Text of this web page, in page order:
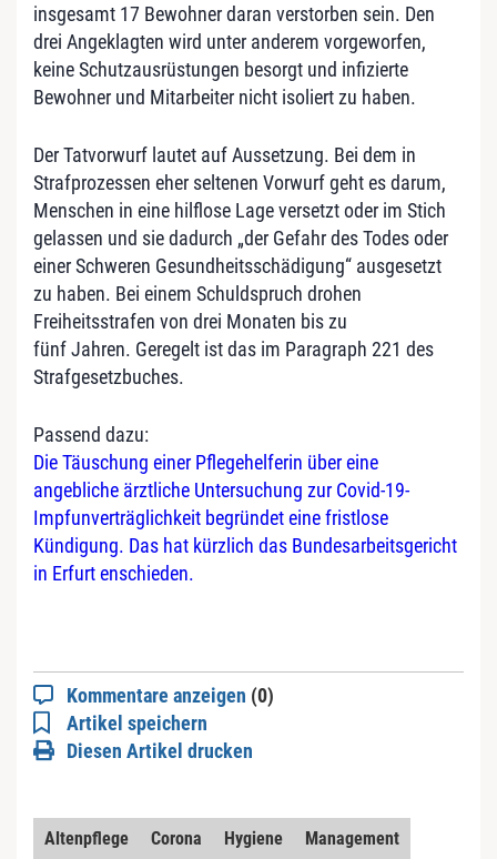
insgesamt 17 Bewohner daran verstorben sein. Den
drei Angeklagten wird unter anderem vorgeworfen,
keine Schutzausrüstungen besorgt und infizierte
Bewohner und Mitarbeiter nicht isoliert zu haben.
Der Tatvorwurf lautet auf Aussetzung. Bei dem in
Strafprozessen eher seltenen Vorwurf geht es darum,
Menschen in eine hilflose Lage versetzt oder im Stich
gelassen und sie dadurch „der Gefahr des Todes oder
einer Schweren Gesundheitsschädigung“ ausgesetzt
zu haben. Bei einem Schuldspruch drohen
Freiheitsstrafen von drei Monaten bis zu
fünf Jahren. Geregelt ist das im Paragraph 221 des
Strafgesetzbuches.
Passend dazu:
Die Täuschung einer Pflegehelferin über eine
angebliche ärztliche Untersuchung zur Covid-19-
Impfunverträglichkeit begründet eine fristlose
Kündigung. Das hat kürzlich das Bundesarbeitsgericht
in Erfurt enschieden.
Kommentare anzeigen (0)
Artikel speichern
Diesen Artikel drucken
Altenpflege Corona Hygiene
Management